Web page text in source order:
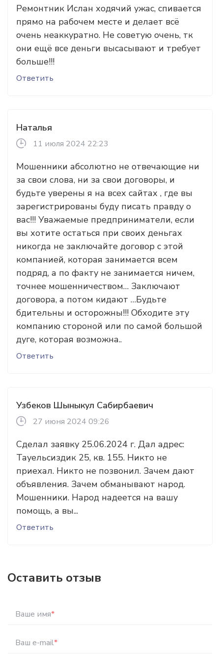
Ремонтник Ислан ходячий ужас, спивается
прямо на рабочем месте и делает всё
очень неаккуратно. Не советую очень, тк
они ещё все деньги высасывают и требует
больше!!!
Ответить
Наталья
11 июля 2024 22:23
Мошенники абсолютно не отвечающие ни
за свои слова, ни за свои договоры, и
будьте уверены я на всех сайтах , где вы
зарегистрированы буду писать правду о
вас!!! Уважаемые предприниматели, если
вы хотите остаться при своих деньгах
никогда не заключайте договор с этой
компанией, которая занимается всем
подряд, а по факту не занимается ничем,
точнее мошенничеством… Заключают
договора, а потом кидают …Будьте
бдительны и осторожны!!! Обходите эту
компанию стороной или по самой большой
дуге, которая возможна..
Ответить
Узбеков Шыныкул Сабирбаевич
27 июня 2024 09:26
Сделал заявку 25.06.2024 г. Дал адрес:
Тауельсиздик 25, кв. 155. Никто не
приехал. Никто не позвонил. Зачем дают
объявления. Зачем обманывают народ.
Мошенники. Народ надеется на вашу
помощь, а вы...
Ответить
Оставить отзыв
Ваше имя*
Ваш e-mail*